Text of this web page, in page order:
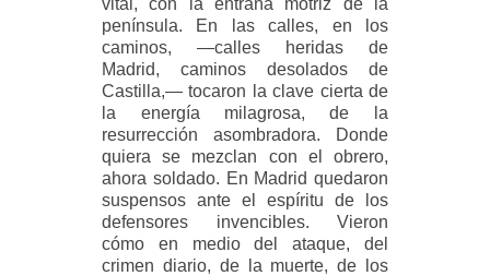
península. En las calles, en los
caminos, —calles heridas de
Madrid, caminos desolados de
Castilla,— tocaron la clave cierta de
la energía milagrosa, de la
resurrección asombradora. Donde
quiera se mezclan con el obrero,
ahora soldado. En Madrid quedaron
suspensos ante el espíritu de los
defensores invencibles. Vieron
cómo en medio del ataque, del
crimen diario, de la muerte, de los